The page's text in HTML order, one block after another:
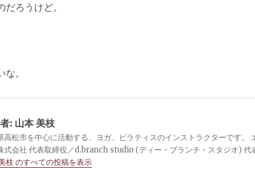
ろうけど。
。
:山本 美枝
高松市を中心に活動する、ヨガ、ピラティスのインストラクターです。
式会社 代表取締役／d.branch studio (ディー・ブランチ・スタジオ) 代
枝 のすべての投稿を表示